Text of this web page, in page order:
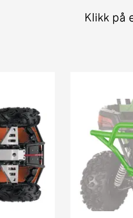
2007 Prowler + xt 7b 535
2008 400 pm street legal my
2008 500 3in1 street legal my
2008 500 street legal
2008 650 3in1 pm street legal
2008 650 h1 street legal 0bc69
2008 650 H1 TRV EFT PM
2008 650 prowler xt street
2008 700 Diesel EGR Street
2009 1000 Cruiser PM
Klikk på